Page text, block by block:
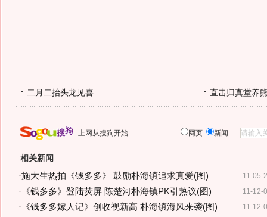
二月二抬头龙见喜 直击归真堂养
上网从搜狗开始 网页 新闻
相关新闻
11-05-
·施大生热拍《钱多多》 鼓励朴海镇追求真爱(图)
11-12-
· 《钱多多》登陆荧屏 陈楚河朴海镇PK引热议(图)
11-12-
· 《钱多多嫁人记》创收视新高 朴海镇海风来袭(图)